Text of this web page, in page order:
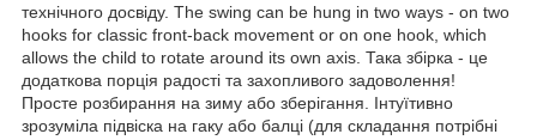
технічного досвіду. The swing can be hung in two ways - on two
hooks for classic front-back movement or on one hook, which
allows the child to rotate around its own axis. Така збірка - це
додаткова порція радості та захопливого задоволення!
Просте розбирання на зиму або зберігання. Інтуїтивно
зрозуміла підвіска на гаку або балці (для складання потрібні